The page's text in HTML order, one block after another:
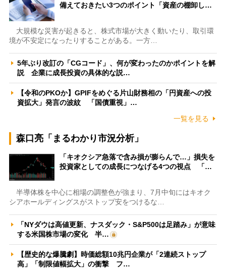
備えておきたい3つのポイント「資産の棚卸し…
大規模な災害が起きると、株式市場が大きく動いたり、取引環
境が不安定になったりすることがある。一方…
5年ぶり改訂の「CGコード」、何が変わったのかポイントを解
説 企業に成長投資の具体的な説…
【令和のPKOか】GPIFをめぐる片山財務相の「円資産への投
資拡大」発言の波紋 「国債重視」…
一覧を見る
森口亮「まるわかり市況分析」
「キオクシア急落で含み損が膨らんで…」損失を
投資家としての成長につなげる4つの視点 「…
半導体株を中心に相場の調整色が強まり、7月中旬にはキオク
シアホールディングスがストップ安をつけるな…
「NYダウは高値更新、ナスダック・S&P500は足踏み」が意味
する米国株市場の変化 半…
【歴史的な爆騰劇】時価総額10兆円企業が「2連続ストップ
高」「制限値幅拡大」の衝撃 フ…